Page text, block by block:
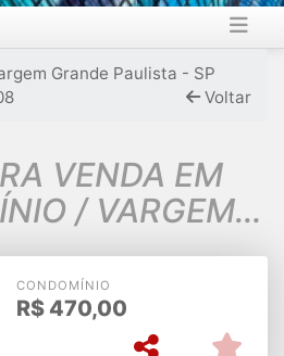
Grande Paulista - SP
Voltar
VENDA EM
/ VARGEM
PAULISTA
CONDOMÍNIO
R$ 470,00